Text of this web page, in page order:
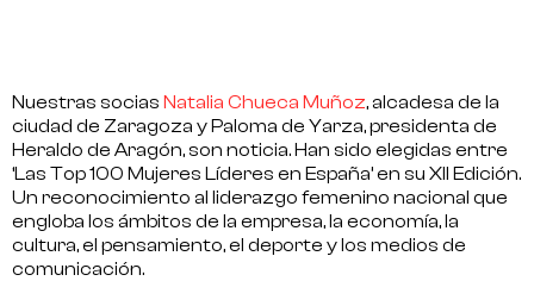
Nuestras socias Natalia Chueca Muñoz, alcadesa de la
ciudad de Zaragoza yPaloma de Yarza,presidenta de
Heraldo de Aragón, son noticia. Han sido elegidas entre
‘Las Top 100 Mujeres Líderes en España’en su XII Edición.
Un reconocimiento al liderazgo femenino nacional que
engloba los ámbitos de la empresa, la economía, la
cultura, el pensamiento, el deporte y los medios de
comunicación.